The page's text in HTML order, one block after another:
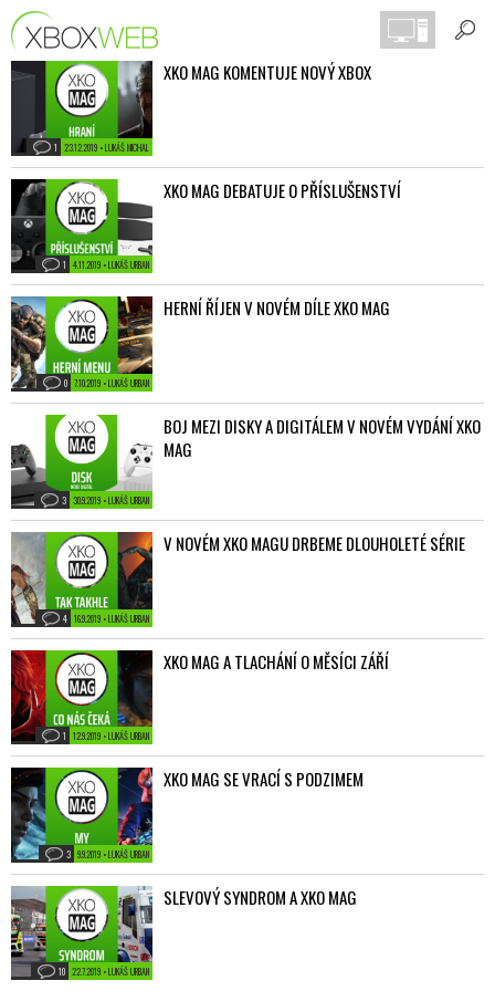
23.12.2019 • LUKÁŠ MICHAL
1
XKO MAG KOMENTUJE NOVÝ XBOX
4.11.2019 • LUKÁŠ URBAN
1
XKO MAG DEBATUJE O PŘÍSLUŠENSTVÍ
7.10.2019 • LUKÁŠ URBAN
0
HERNÍ ŘÍJEN V NOVÉM DÍLE XKO MAG
30.9.2019 • LUKÁŠ URBAN
3
BOJ MEZI DISKY A DIGITÁLEM V NOVÉM VYDÁNÍ XKO
MAG
16.9.2019 • LUKÁŠ URBAN
4
V NOVÉM XKO MAGU DRBEME DLOUHOLETÉ SÉRIE
12.9.2019 • LUKÁŠ URBAN
1
XKO MAG A TLACHÁNÍ O MĚSÍCI ZÁŘÍ
9.9.2019 • LUKÁŠ URBAN
3
XKO MAG SE VRACÍ S PODZIMEM
22.7.2019 • LUKÁŠ URBAN
10
SLEVOVÝ SYNDROM A XKO MAG